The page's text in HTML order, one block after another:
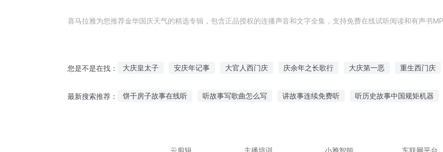
喜马拉雅为您推荐金华国庆天气的精选专辑，包含正品授权的连播声音和文字全集，支持免费在线试听阅读和有声书
您是不是在找： 大庆皇太子 安庆年记事 大官人西门庆 庆余年之长歌行 大庆第一恶 重生西门庆
最新搜索推荐： 饼干房子故事在线听 听故事写歌曲怎么写 讲故事连续免费听 听历史故事中国规矩机器
云剪辑
主播培训 小雅智能 车联网平台